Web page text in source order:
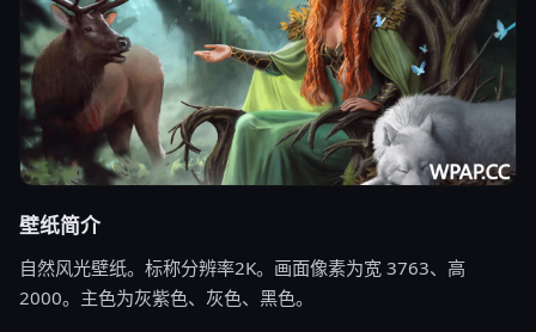
壁纸简介
自然风光壁纸。标称分辨率2K。画面像素为宽 3763、高
2000。主色为灰紫色、灰色、黑色。